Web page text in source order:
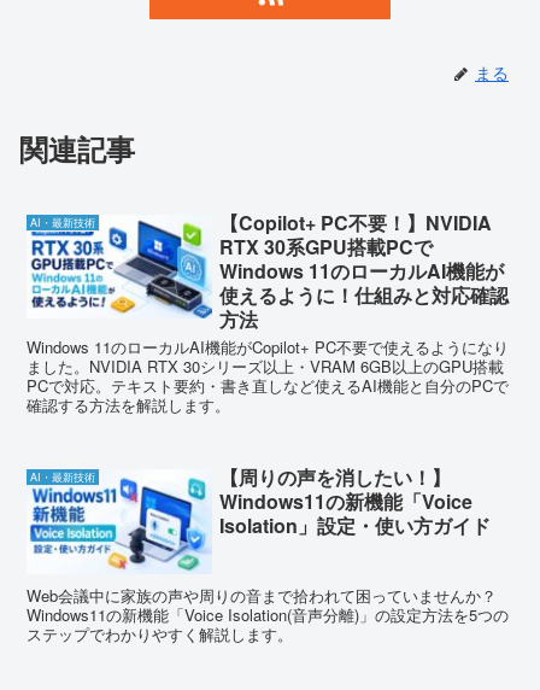
まる
関連記事
AI・最新技術
【Copilot+ PC不要！】NVIDIA
RTX 30系GPU搭載PCで
Windows 11のローカルAI機能が
使えるように！仕組みと対応確認
方法
Windows 11のローカルAI機能がCopilot+ PC不要で使えるようになり
ました。NVIDIA RTX 30シリーズ以上・VRAM 6GB以上のGPU搭載
PCで対応。テキスト要約・書き直しなど使えるAI機能と自分のPCで
確認する方法を解説します。
AI・最新技術
【周りの声を消したい！】
Windows11の新機能「Voice
Isolation」設定・使い方ガイド
Web会議中に家族の声や周りの音まで拾われて困っていませんか？
Windows11の新機能「Voice Isolation(音声分離)」の設定方法を5つの
ステップでわかりやすく解説します。